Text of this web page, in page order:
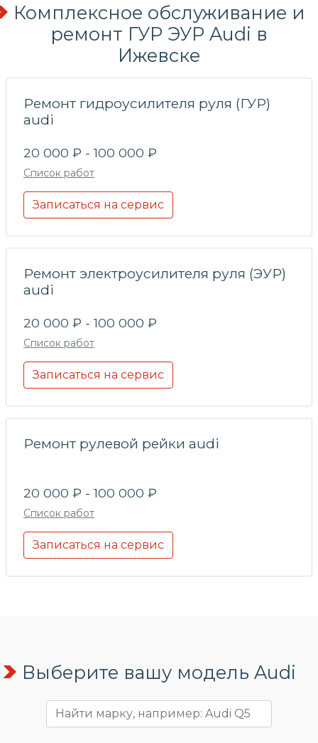
Комплексное обслуживание и
ремонт ГУР ЭУР Audi в
Ижевске
Ремонт гидроусилителя руля (ГУР)
audi
20 000 ₽ - 100 000 ₽
Список работ
Записаться на сервис
Ремонт электроусилителя руля (ЭУР)
audi
20 000 ₽ - 100 000 ₽
Список работ
Записаться на сервис
Ремонт рулевой рейки audi
20 000 ₽ - 100 000 ₽
Список работ
Записаться на сервис
Выберите вашу модель Audi